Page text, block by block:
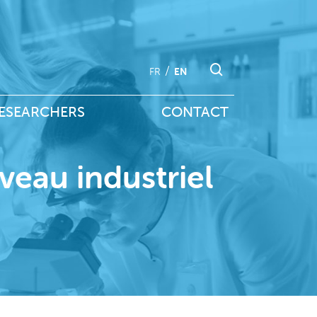
FR EN
CONTACT
industriel